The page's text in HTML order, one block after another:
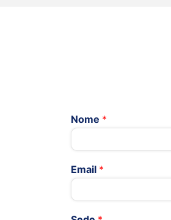
Nome *
Email *